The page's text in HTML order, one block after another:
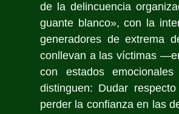
de la delincuencia
guante blanco», con la
generadores de extrema
conllevan a las víctimas
con estados
distinguen: Dudar
perder la confianza en las